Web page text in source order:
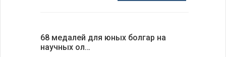
68 медалей для юных болгар на
научных ол…